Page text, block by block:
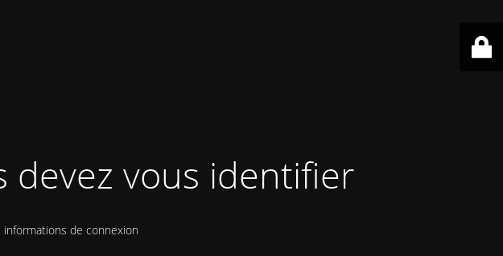
devez vous identifier
informations de connexion